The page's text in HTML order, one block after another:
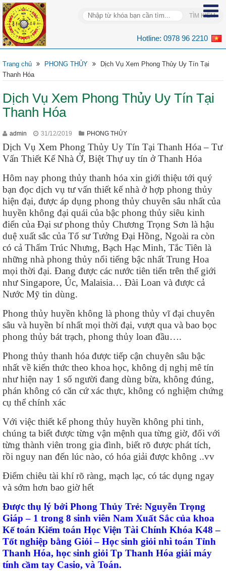
Hotline: 0978 96 2210
Trang chủ PHONG THỦY
Dịch Vụ Xem Phong Thủy Uy Tín Tại
Thanh Hóa
Dịch Vụ Xem Phong Thủy Uy Tín Tại
Thanh Hóa
admin 31/12/2019 PHONG THỦY
Dịch Vụ Xem Phong Thủy Uy Tín Tại Thanh Hóa – Tư
Vấn Thiết Kế Nhà Ở, Biệt Thự uy tín ở Thanh Hóa
Hôm nay phong thủy thanh hóa xin giới thiệu tới quý
bạn đọc dịch vụ tư vấn thiết kế nhà ở hợp phong thủy
hiện đại, được áp dụng phong thủy chuyên sâu nhất của
huyền không đại quái của bậc phong thủy siêu kinh
điển của Đại sư phong thủy Chương Trọng Sơn là hậu
duệ xuất sắc của Tổ sư Tưởng Đại Hồng, Ngoài ra còn
có cả Thẩm Trúc Nhưng, Bạch Hạc Minh, Tắc Tiên là
những nhà phong thủy nổi tiếng bậc nhất Trung Hoa
mọi thời đại. Đang được các nước tiên tiến trên thế giới
như Singapore, Úc, Malaisia… Đài Loan và được cả
Nước Mỹ tin dùng.
Phong thủy huyền không là phong thủy vĩ đại chuyên
sâu và huyền bí nhất mọi thời đại, vượt qua và bao bọc
phong thủy bát trạch, phong thủy loan đầu….
Phong thủy thanh hóa được tiếp cận chuyên sâu bậc
nhất về kiến thức theo khoa học, không dị nghị mê tín
như hiện nay 1 số người đang dùng bừa, không đúng,
phán không có căn cứ xác thực, không có nghiệm chứng
cụ thể chính xác
Với việc thiết kế phong thủy huyền không phi tinh,
chúng ta biết được từng vận mệnh qua từng giờ, đối với
từng thành viên trong gia đình, biết rõ được phát tích,
rồi nguy nan đến lúc nào, có hóa giải được không ..vv
Điểm chiêu tài khí rõ ràng, mạch lạc, có tác dụng ngay
và sớm hơn bao giờ hết
Được thụ lý bởi Phong Thủy Trẻ: Nguyễn Trọng
Giáp – 1 trong 8 sinh viên Nam Xuất Sắc của khoa
Kế toán Kiểm toán Học Viện Tài Chính Khóa K48 –
Tốt nghiệp bằng Giỏi – Học sinh giỏi nhì toán Tỉnh
Thanh Hóa, học sinh giỏi Tp Thanh Hóa giải máy
tính cầm tay Casio, và Toán.